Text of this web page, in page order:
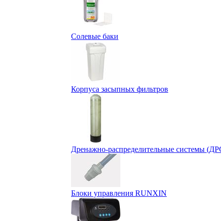
Солевые баки
Корпуса засыпных фильтров
Дренажно-распределительные системы
Блоки управления RUNXIN